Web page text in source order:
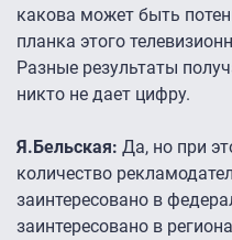
какова может быть
планка этого
Разные результаты
никто не дает цифру.
Я.Бельская: Да, но при
количество
заинтересовано в
заинтересовано в